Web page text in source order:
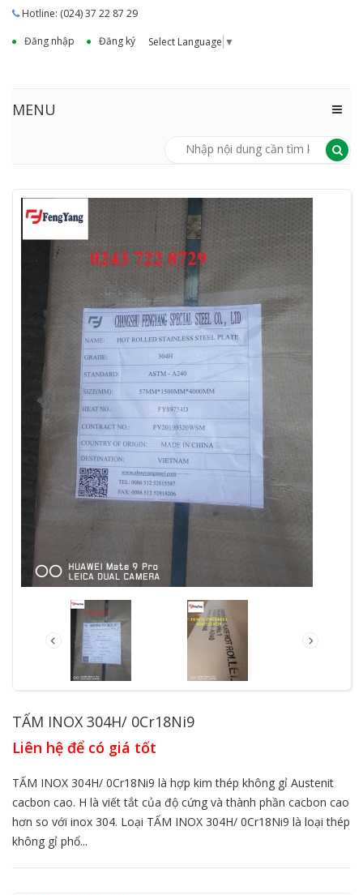
Hotline: (024) 37 22 87 29
Đăng nhập
Đăng ký Select Language ▼
MENU
TẤM INOX 304H/ 0Cr18Ni9
Liên hệ để có giá tốt
TẤM INOX 304H/ 0Cr18Ni9 là hợp kim thép không gỉ Austenit
cacbon cao. H là viết tắt của độ cứng và thành phần cacbon cao
hơn so với inox 304. Loại TẤM INOX 304H/ 0Cr18Ni9 là loại thép
không gỉ phổ...